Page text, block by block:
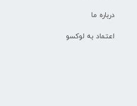
درباره ما
اعتماد به لوکسو